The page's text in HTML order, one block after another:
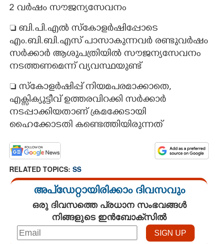
2 വർഷം സൗജന്യസേവനം
 ബി.പി.എൽ സ്കോളർഷിപ്പോടെ
എം.ബി.ബി.എസ് പാസാകുന്നവർ രണ്ടുവർഷം
സർക്കാർ ആശുപത്രിയിൽ സൗജന്യസേവനം
നടത്തണമെന്ന് വ്യവസ്ഥയുണ്ട്
 സ്കോളർഷിപ്പ് നിയമപരമാക്കാതെ,
എക്സിക്യുട്ടീവ് ഉത്തരവിറക്കി സർക്കാർ
നടപ്പാക്കിയതാണ് ക്രമക്കേടായി
ഹൈക്കോടതി കണ്ടെത്തിയിരുന്നത്
RELATED TOPICS: SS
അപ്ഡേറ്റായിരിക്കാം ദിവസവും
ഒരു ദിവസത്തെ പ്രധാന സംഭവങ്ങൾ
നിങ്ങളുടെ ഇൻബോക്സിൽ